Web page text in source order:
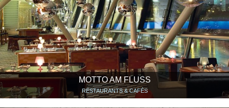
MOTTO AM FLUSS
RESTAURANTS & CAFÉS